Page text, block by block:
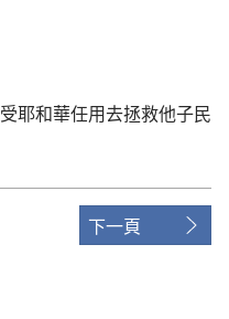
受耶和華任用去拯救他子民
下一頁